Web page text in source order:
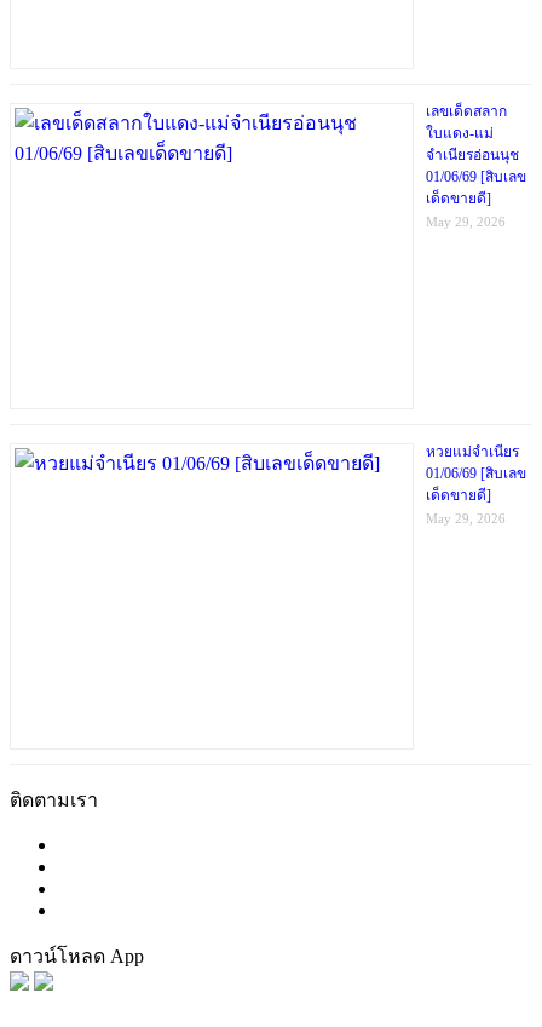
เลขเด็ดสลาก
ใบแดง-แม่
จำเนียรอ่อนนุช
01/06/69 [สิบเลข
เด็ดขายดี]
May 29, 2026
หวยแม่จำเนียร
01/06/69 [สิบเลข
เด็ดขายดี]
May 29, 2026
ติดตามเรา
ดาวน์โหลด App